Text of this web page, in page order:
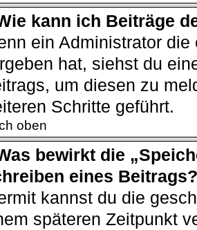
kann ich Beiträge
ein Administrator
hat, siehst du
um diesen zu
Schritte geführt.
oben
bewirkt die
eines Beitrags?
kannst du die
späteren Zeitpunkt